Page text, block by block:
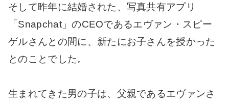
そして昨年に結婚された、写真共有アプリ
「Snapchat」のCEOであるエヴァン・スピー
ゲルさんとの間に、新たにお子さんを授かった
とのことでした。
生まれてきた男の子は、父親であるエヴァンさ